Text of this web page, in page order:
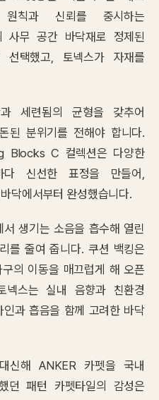
원칙과 신뢰를 중시하는
사무 공간 바닥재로 정제된
선택했고, 토넥스가 자재를
세련됨의 균형을 갖추어
된 분위기를 전해야 합니다.
Blocks C 컬렉션은 다양한
신선한 표정을 만들어,
닥에서부터 완성했습니다.
생기는 소음을 흡수해 열린
를 줄여 줍니다. 쿠션 백킹은
의 이동을 매끄럽게 해 오픈
넥스는 실내 음향과 친환경
과 흡음을 함께 고려한 바닥
신해 ANKER 카펫을 국내
던 패턴 카펫타일의 감성은